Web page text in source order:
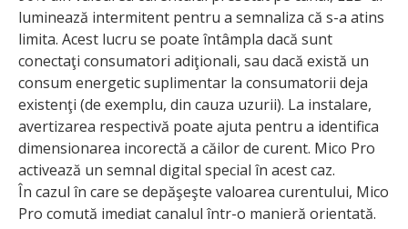
luminează intermitent pentru a semnaliza că s-a atins
limita. Acest lucru se poate întâmpla dacă sunt
conectaţi consumatori adiţionali, sau dacă există un
consum energetic suplimentar la consumatorii deja
existenţi (de exemplu, din cauza uzurii). La instalare,
avertizarea respectivă poate ajuta pentru a identifica
dimensionarea incorectă a căilor de curent. Mico Pro
activează un semnal digital special în acest caz.
În cazul în care se depăşeşte valoarea curentului, Mico
Pro comută imediat canalul într-o manieră orientată.